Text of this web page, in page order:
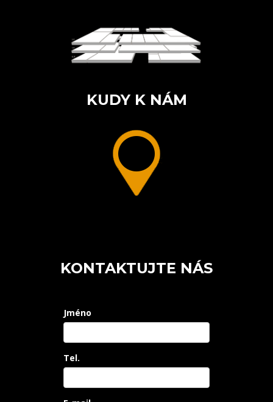
KUDY K NÁM
KONTAKTUJTE NÁS
Jméno
Tel.